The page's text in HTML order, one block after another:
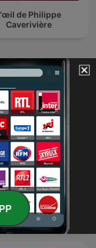
de Philippe
Caverivière
The Latest